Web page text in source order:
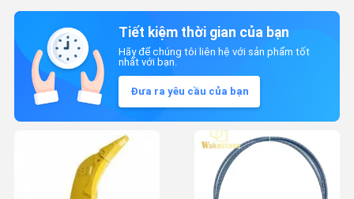
Tiết kiệm thời gian của bạn
Hãy để chúng tôi liên hệ với sản phẩm tốt
nhất với bạn.
Đưa ra yêu cầu của bạn